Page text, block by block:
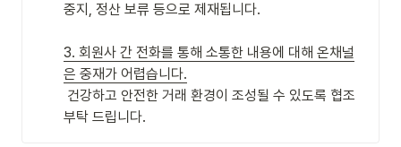
중지, 정산 보류 등으로 제재됩니다.
3. 회원사 간 전화를 통해 소통한 내용에 대해 온채널
은 중재가 어렵습니다.
부탁 드립니다.